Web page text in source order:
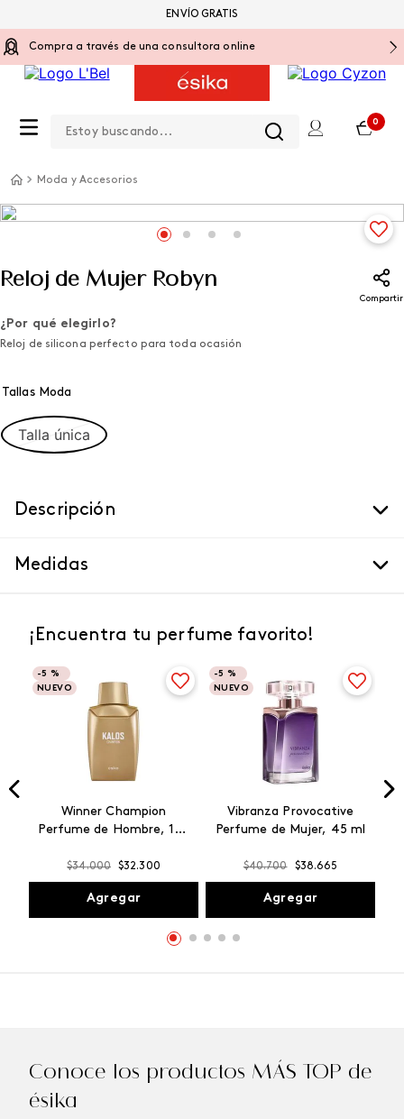
Compra a través de una consultora online
0
ENVÍO GRATIS
Moda y Accesorios
Reloj de Mujer Robyn
Compartir
¿Por qué elegirlo?
Reloj de silicona perfecto para toda ocasión
Tallas Moda
Talla única
Descripción
Medidas
¡Encuentra tu perfume favorito!
-5 %
NUEVO
Winner Champion
Perfume de Hombre, 100
$34.000 $32.300
Agregar
-5 %
NUEVO
Vibranza Provocative
Perfume de Mujer, 45 ml
$40.700 $38.665
Agregar
Conoce los productos MÁS TOP de
ésika